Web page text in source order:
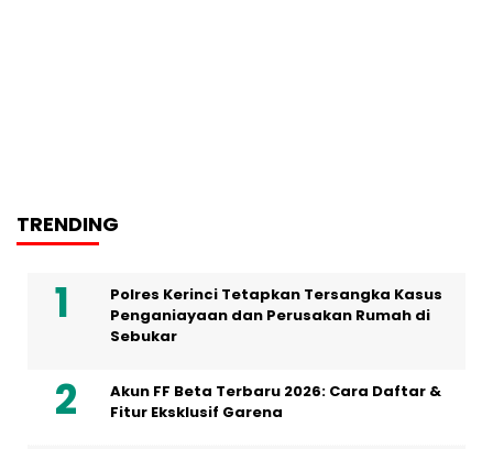
TRENDING
Polres Kerinci Tetapkan Tersangka Kasus
Penganiayaan dan Perusakan Rumah di
Sebukar
Akun FF Beta Terbaru 2026: Cara Daftar &
Fitur Eksklusif Garena